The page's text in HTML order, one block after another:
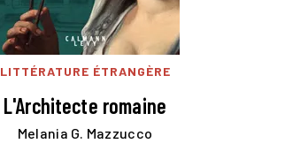
LITTÉRATURE ÉTRANGÈRE
L'Architecte romaine
Melania G. Mazzucco